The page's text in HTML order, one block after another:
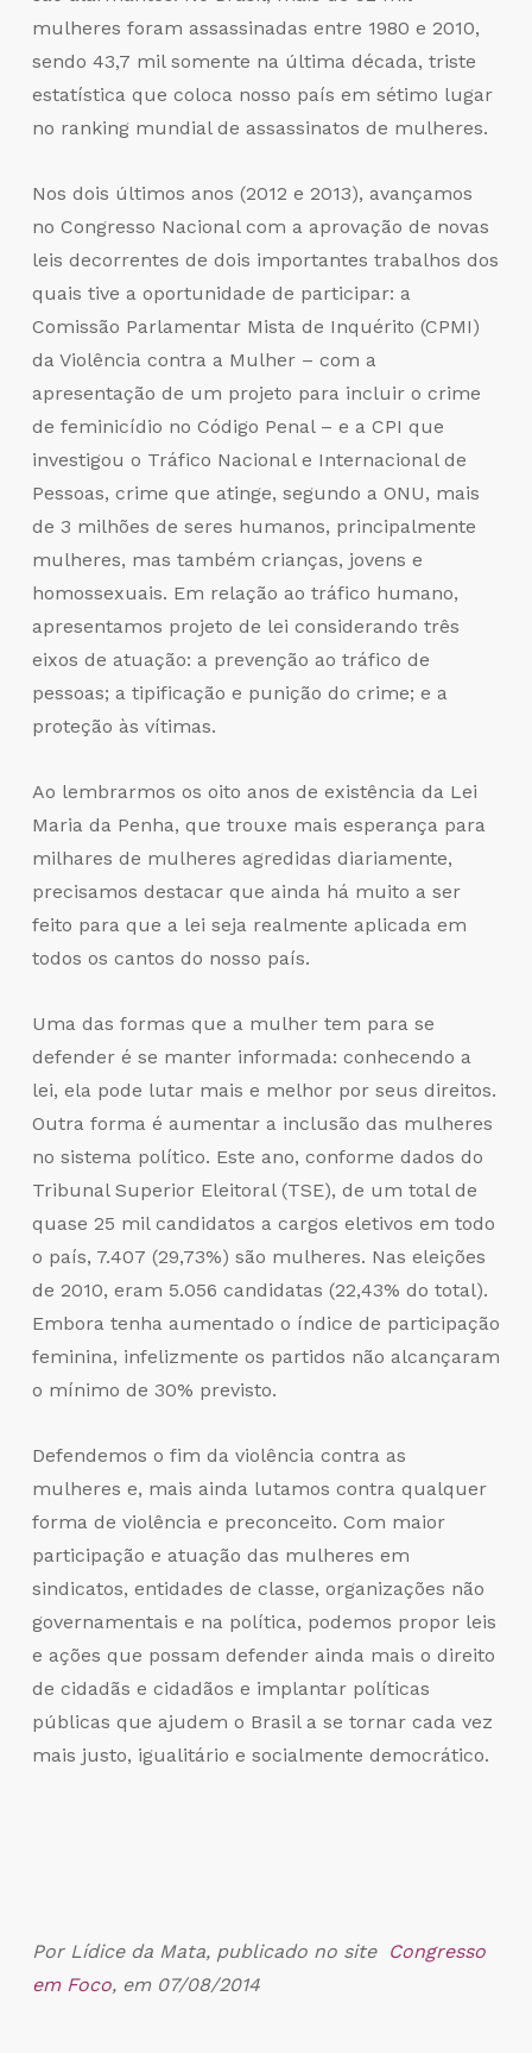
mulheres foram assassinadas entre 1980 e 2010,
sendo 43,7 mil somente na última década, triste
estatística que coloca nosso país em sétimo lugar
no ranking mundial de assassinatos de mulheres.
Nos dois últimos anos (2012 e 2013), avançamos
no Congresso Nacional com a aprovação de novas
leis decorrentes de dois importantes trabalhos dos
quais tive a oportunidade de participar: a
Comissão Parlamentar Mista de Inquérito (CPMI)
da Violência contra a Mulher – com a
apresentação de um projeto para incluir o crime
de feminicídio no Código Penal – e a CPI que
investigou o Tráfico Nacional e Internacional de
Pessoas, crime que atinge, segundo a ONU, mais
de 3 milhões de seres humanos, principalmente
mulheres, mas também crianças, jovens e
homossexuais. Em relação ao tráfico humano,
apresentamos projeto de lei considerando três
eixos de atuação: a prevenção ao tráfico de
pessoas; a tipificação e punição do crime; e a
proteção às vítimas.
Ao lembrarmos os oito anos de existência da Lei
Maria da Penha, que trouxe mais esperança para
milhares de mulheres agredidas diariamente,
precisamos destacar que ainda há muito a ser
feito para que a lei seja realmente aplicada em
todos os cantos do nosso país.
Uma das formas que a mulher tem para se
defender é se manter informada: conhecendo a
lei, ela pode lutar mais e melhor por seus direitos.
Outra forma é aumentar a inclusão das mulheres
no sistema político. Este ano, conforme dados do
Tribunal Superior Eleitoral (TSE), de um total de
quase 25 mil candidatos a cargos eletivos em todo
o país, 7.407 (29,73%) são mulheres. Nas eleições
de 2010, eram 5.056 candidatas (22,43% do total).
Embora tenha aumentado o índice de participação
feminina, infelizmente os partidos não alcançaram
o mínimo de 30% previsto.
Defendemos o fim da violência contra as
mulheres e, mais ainda lutamos contra qualquer
forma de violência e preconceito. Com maior
participação e atuação das mulheres em
sindicatos, entidades de classe, organizações não
governamentais e na política, podemos propor leis
e ações que possam defender ainda mais o direito
de cidadãs e cidadãos e implantar políticas
públicas que ajudem o Brasil a se tornar cada vez
mais justo, igualitário e socialmente democrático.
Por Lídice da Mata, publicado no site Congresso
em Foco, em 07/08/2014